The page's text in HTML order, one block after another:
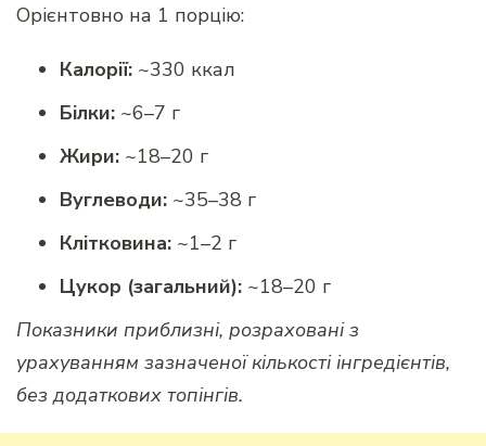
Орієнтовно на 1 порцію:
Калорії: ~330 ккал
Білки: ~6–7 г
Жири: ~18–20 г
Вуглеводи: ~35–38 г
Клітковина: ~1–2 г
Цукор (загальний): ~18–20 г
Показники приблизні, розраховані з
урахуванням зазначеної кількості інгредієнтів,
без додаткових топінгів.